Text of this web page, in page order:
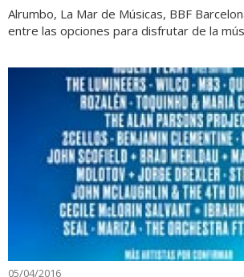
Alrumbo, La Mar de Músicas, BBF
entre las opciones para disfrutar de la
05/04/2016